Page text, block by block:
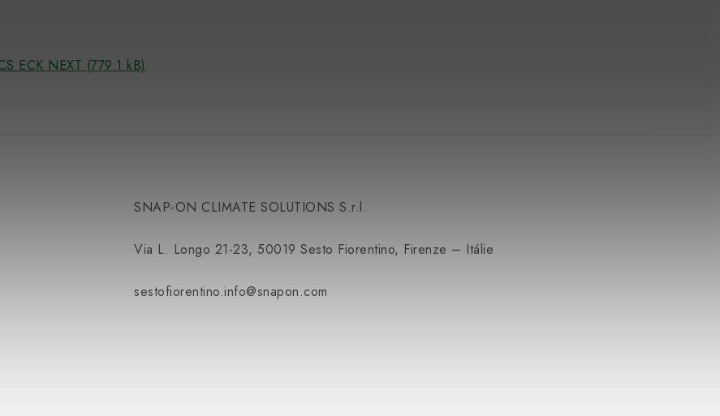
ECK NEXT (779.1 kB)
SNAP-ON CLIMATE SOLUTIONS S.r.l.
Via L. Longo 21-23, 50019 Sesto Fiorentino, Firenze – Itálie
sestofiorentino.info@snapon.com